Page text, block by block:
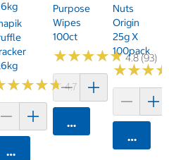
★★★★
★★★★4.7 (159)
카트에 담기
Purpose
Wipes
100ct
★★★★★
★★★★★4.8 (93)
카트에 담기
Nuts
Origin
25g X
100pack
★★★
★★★
카트에